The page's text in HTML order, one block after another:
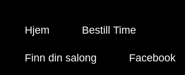
Hjem Bestill Time
Finn din salong Facebook